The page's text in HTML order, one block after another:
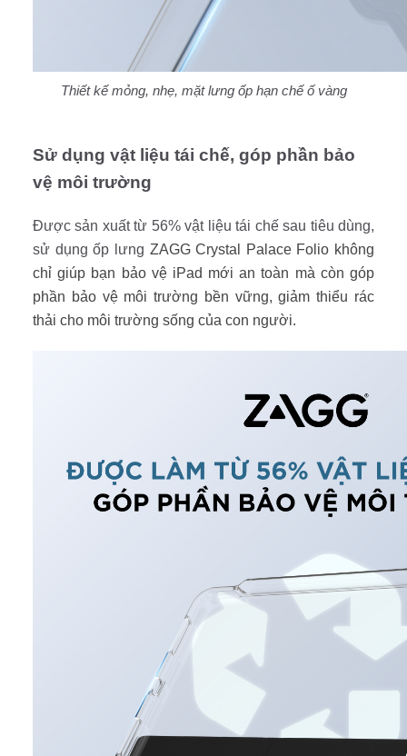
Thiết kế mỏng, nhẹ, mặt lưng ốp hạn chế ố vàng
Sử dụng vật liệu tái chế, góp phần bảo
vệ môi trường
Được sản xuất từ 56% vật liệu tái chế sau tiêu dùng,
sử dụng ốp lưng ZAGG Crystal Palace Folio không
chỉ giúp bạn bảo vệ iPad mới an toàn mà còn góp
phần bảo vệ môi trường bền vững, giảm thiểu rác
thải cho môi trường sống của con người.